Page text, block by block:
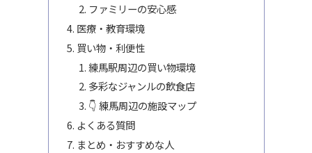
ファミリーの安心感
医療・教育環境
買い物・利便性
練馬駅周辺の買い物環境
多彩なジャンルの飲食店
👇 練馬周辺の施設マップ
よくある質問
まとめ・おすすめな人